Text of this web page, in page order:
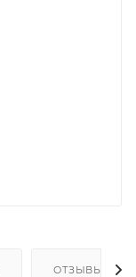
ОТЗЫВЫ